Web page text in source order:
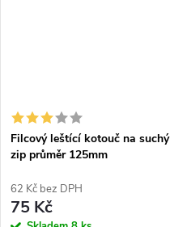
Filcový leštící kotouč na suchý
zip průměr 125mm
62 Kč bez DPH
75 Kč